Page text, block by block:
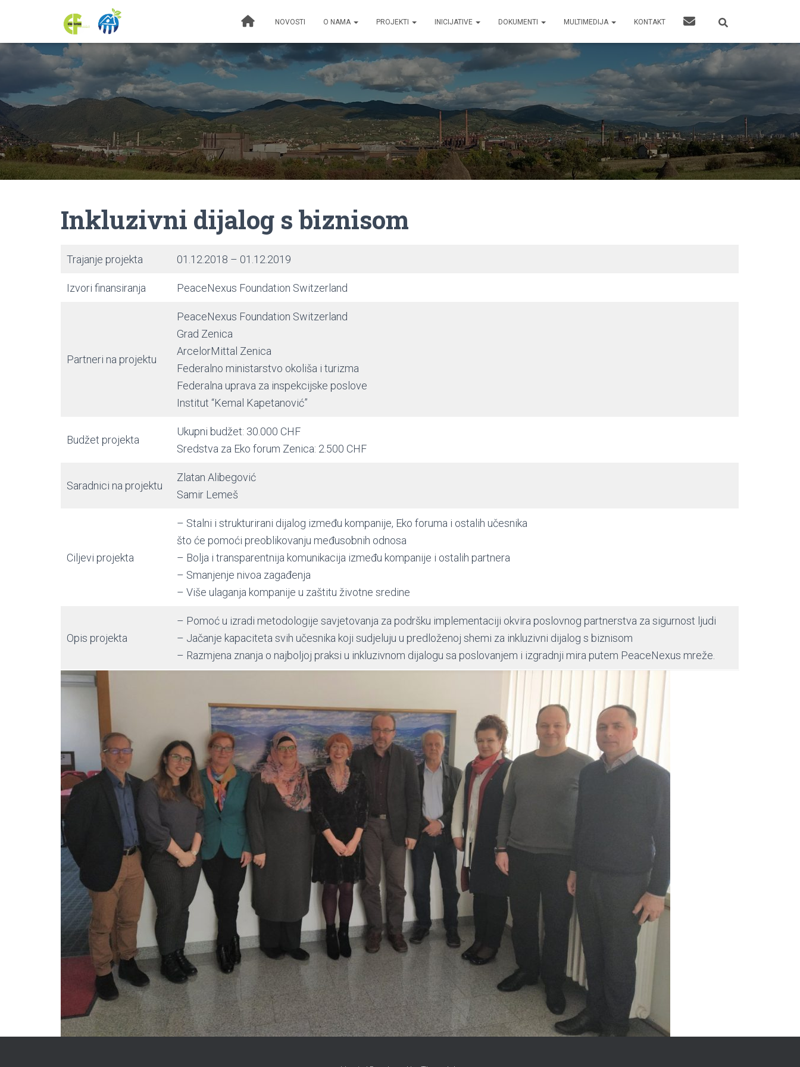
NOVOSTI O NAMA PROJEKTI INICIJATIVE DOKUMENTI MULTIMEDIJA KONTAKT
Inkluzivni dijalog s biznisom
Trajanje projekta 01.12.2018 – 01.12.2019
Izvori finansiranja PeaceNexus Foundation Switzerland
Partneri na projektu
PeaceNexus Foundation Switzerland
Grad Zenica
ArcelorMittal Zenica
Federalno ministarstvo okoliša i turizma
Federalna uprava za inspekcijske poslove
Institut “Kemal Kapetanović”
Budžet projekta
Ukupni budžet: 30.000 CHF
Sredstva za Eko forum Zenica: 2.500 CHF
Saradnici na projektu
Zlatan Alibegović
Samir Lemeš
Ciljevi projekta
– Stalni i strukturirani dijalog između kompanije, Eko foruma i ostalih učesnika
što će pomoći preoblikovanju međusobnih odnosa
– Bolja i transparentnija komunikacija između kompanije i ostalih partnera
– Smanjenje nivoa zagađenja
– Više ulaganja kompanije u zaštitu životne sredine
Opis projekta
– Pomoć u izradi metodologije savjetovanja za podršku implementaciji okvira poslovnog partnerstva za sigurnost ljudi
– Jačanje kapaciteta svih učesnika koji sudjeluju u predloženoj shemi za inkluzivni dijalog s biznisom
– Razmjena znanja o najboljoj praksi u inkluzivnom dijalogu sa poslovanjem i izgradnji mira putem PeaceNexus mreže.